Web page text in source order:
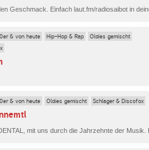
& von heute Hip-Hop & Rap
Oldies gemischt
& von heute Oldies gemischt Schlager & Discofox